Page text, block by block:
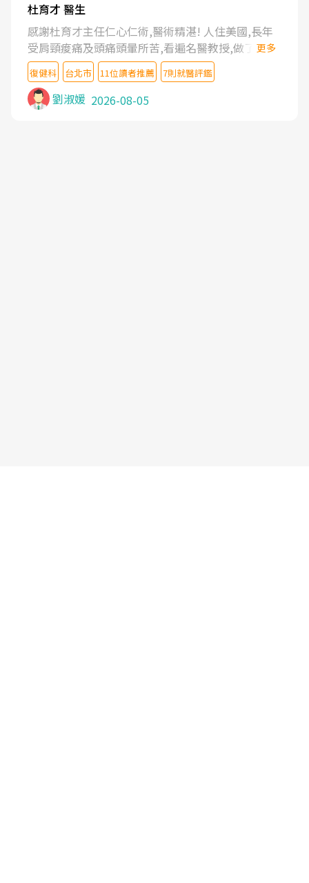
杜育才 醫生
感謝杜育才主任仁心仁術,醫術精湛! 人住美國,長年
受肩頸痠痛及頭痛頭暈所苦,看遍名醫教授,做了各種
檢查,也嘗試過西醫打針,中醫針灸及物理徒手治療都
沒有用,後來連吃到嗎啡類止痛藥都效果有限,只是壓
症狀,沒多久就痛起來,多年失眠嚴重影響生活品質.
台灣親友介紹忠孝醫院杜育才主任是頸頭症候群專
更多
復健科 台北市 11位讀者推薦 7則就醫評鑑
劉淑媛 2026-08-05